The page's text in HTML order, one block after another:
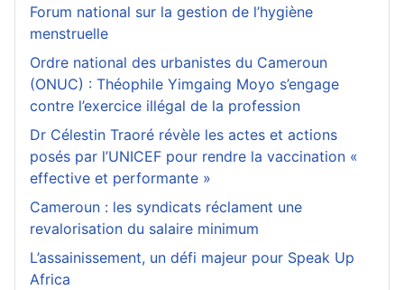
Forum national sur la gestion de l’hygiène
menstruelle
Ordre national des urbanistes du Cameroun
(ONUC) : Théophile Yimgaing Moyo s’engage
contre l’exercice illégal de la profession
Dr Célestin Traoré révèle les actes et actions
posés par l’UNICEF pour rendre la vaccination «
effective et performante »
Cameroun : les syndicats réclament une
revalorisation du salaire minimum
L’assainissement, un défi majeur pour Speak Up
Africa